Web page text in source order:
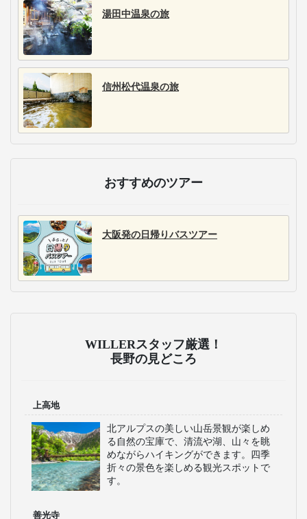
湯田中温泉の旅
信州松代温泉の旅
おすすめのツアー
大阪発の日帰りバスツアー
WILLERスタッフ厳選！
長野の見どころ
上高地
北アルプスの美しい山岳景観が楽しめ
る自然の宝庫で、清流や湖、山々を眺
めながらハイキングができます。四季
折々の景色を楽しめる観光スポットで
す。
善光寺